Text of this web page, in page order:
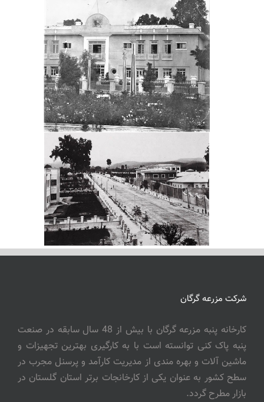
شرکت مزرعه گرگان
کارخانه پنبه مزرعه گرگان با بیش از 48 سال سابقه در صنعت
پنبه پاک کنی توانسته است با به کارگیری بهترین تجهیزات و
ماشین آلات و بهره مندی از مدیریت کارآمد و پرسنل مجرب در
سطح کشور به عنوان یکی از کارخانجات برتر استان گلستان در
بازار مطرح گردد.